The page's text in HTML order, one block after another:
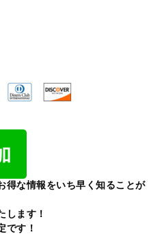
得な情報をいち早く知ることが
します！
です！